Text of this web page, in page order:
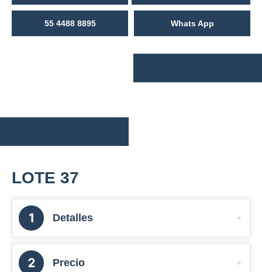
55 4488 8895 Whats App
LOTE 37
Detalles
Precio